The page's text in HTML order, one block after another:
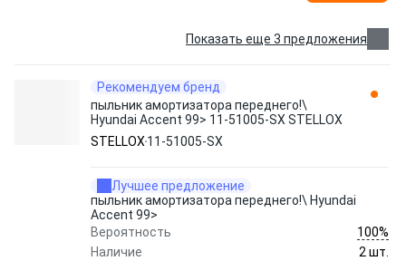
Показать еще 3 предложения
Рекомендуем бренд
пыльник амортизатора переднего!\
Hyundai Accent 99> 11-51005-SX STELLOX
STELLOX 11-51005-SX
Лучшее предложение
пыльник амортизатора переднего!\ Hyundai
Accent 99>
Вероятность
100%
Наличие
2 шт.